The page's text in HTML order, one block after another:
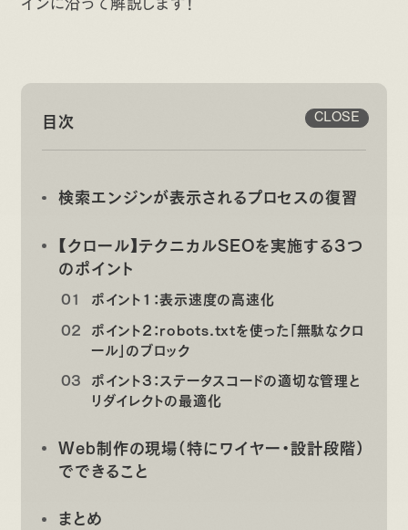
CLOSE
目次
検索エンジンが表示されるプロセスの復習
【クロール】テクニカルSEOを実施する3つ
のポイント
ポイント1：表示速度の高速化
ポイント2：robots.txtを使った「無駄なクロ
ール」のブロック
ポイント3：ステータスコードの適切な管理と
リダイレクトの最適化
Web制作の現場（特にワイヤー・設計段階）
でできること
まとめ